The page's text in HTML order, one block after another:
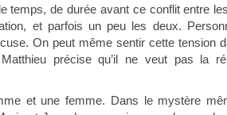
temps, de durée avant ce conflit entre
et parfois un peu les deux.
On peut même sentir cette tension
précise qu’il ne veut pas la
et une femme. Dans le mystère